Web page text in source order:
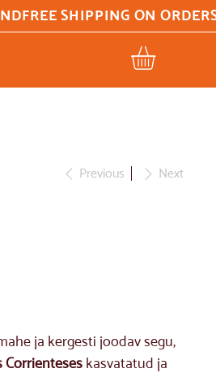
Previous Next
ja kergesti joodav segu,
Corrienteses kasvatatud ja